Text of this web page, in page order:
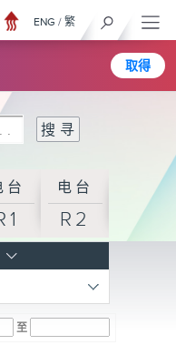
取得
ENG / 繁
台 电台
R2
电台至